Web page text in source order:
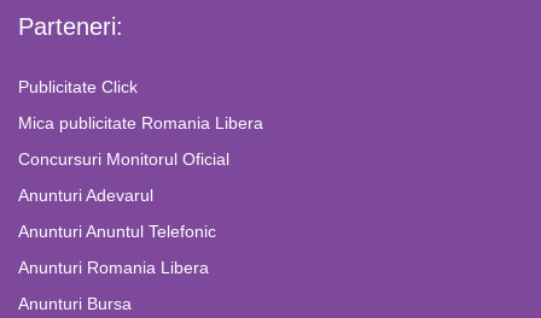
Parteneri:
Publicitate Click
Mica publicitate Romania Libera
Concursuri Monitorul Oficial
Anunturi Adevarul
Anunturi Anuntul Telefonic
Anunturi Romania Libera
Anunturi Bursa